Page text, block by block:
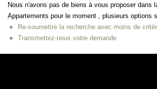
Notre Agence
Nos Engagements
Nos Avis Clients
Budget max
Nous n'avons pas de biens à vous proposer dans
Appartements pour le moment , plusieurs options
Re-soumettre la recherche avec moins de
Transmettez-nous votre demande